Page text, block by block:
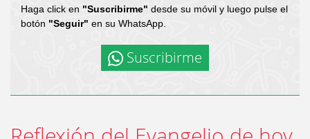
Haga click en "Suscribirme" desde su móvil y luego pulse el
botón "Seguir" en su WhatsApp.
Suscribirme